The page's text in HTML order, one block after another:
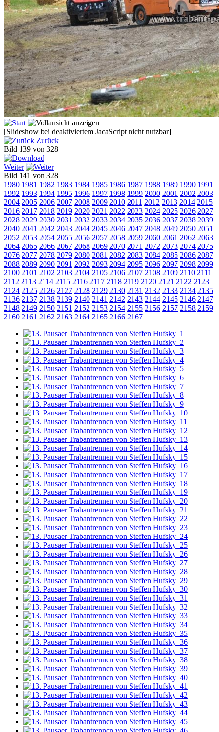
[Slideshow bei deaktiviertem JacaScript nicht nutzbar]
Zurück
Bild 139 von 328
Weiter
Bild 141 von 328
1980 1981 1982 1983 1984 1985 1986 1987 1988 1989 1990 1991
1992 1993 1994 1995 1996 1997 1998 1999 2000 2001 2002 2003
2004 2005 2006 2007 2008 2009 2010 2011 2012 2013 2014 2015
2016 2017 2018 2019 2020 2021 2022 2023 2024 2025 2026 2027
2028 2029 2030 2031 2032 2033 2034 2035 2036 2037 2038 2039
2040 2041 2042 2043 2044 2045 2046 2047 2048 2049 2050 2051
2052 2053 2054 2055 2056 2057 2058 2059 2060 2061 2062 2063
2064 2065 2066 2067 2068 2069 2070 2071 2072 2073 2074 2075
2076 2077 2078 2079 2080 2081 2082 2083 2084 2085 2086 2087
2088 2089 2090 2091 2092 2093 2094 2095 2096 2097 2098 2099
2100 2101 2102 2103 2104 2105 2106 2107 2108 2109 2110 2111
2112 2113 2114 2115 2116 2117 2118 2119 2120 2121 2122 2123
2124 2125 2126 2127 2128 2129 2130 2131 2132 2133 2134 2135
2136 2137 2138 2139 2140 2141 2142 2143 2144 2145 2146 2147
2148 2149 2150 2151 2152 2153 2154 2155 2156 2157 2158 2159
2160 2161 2162 2163 2164 2165 2166 2167